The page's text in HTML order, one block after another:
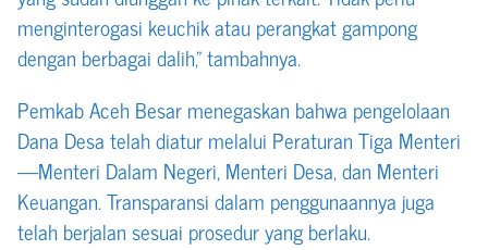
menginterogasi keuchik atau perangkat gampong
dengan berbagai dalih,” tambahnya.
Pemkab Aceh Besar menegaskan bahwa pengelolaan
Dana Desa telah diatur melalui Peraturan Tiga Menteri
—Menteri Dalam Negeri, Menteri Desa, dan Menteri
Keuangan. Transparansi dalam penggunaannya juga
telah berjalan sesuai prosedur yang berlaku.